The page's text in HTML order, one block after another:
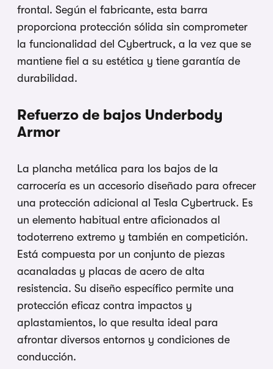
frontal. Según el fabricante, esta barra
proporciona protección sólida sin comprometer
la funcionalidad del Cybertruck, a la vez que se
mantiene fiel a su estética y tiene garantía de
durabilidad.
Refuerzo de bajos Underbody
Armor
La plancha metálica para los bajos de la
carrocería es un accesorio diseñado para ofrecer
una protección adicional al Tesla Cybertruck. Es
un elemento habitual entre aficionados al
todoterreno extremo y también en competición.
Está compuesta por un conjunto de piezas
acanaladas y placas de acero de alta
resistencia. Su diseño específico permite una
protección eficaz contra impactos y
aplastamientos, lo que resulta ideal para
afrontar diversos entornos y condiciones de
conducción.